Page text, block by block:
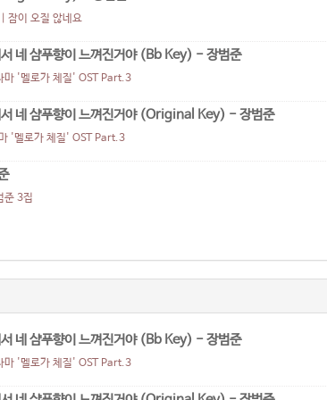
잠이 오질 않네요
네 샴푸향이 느껴진거야 (Bb Key) - 장범준
마 '멜로가 체질' OST Part.3
서 네 샴푸향이 느껴진거야 (Original Key) - 장범준
'멜로가 체질' OST Part.3
준 3집
네 샴푸향이 느껴진거야 (Bb Key) - 장범준
마 '멜로가 체질' OST Part.3